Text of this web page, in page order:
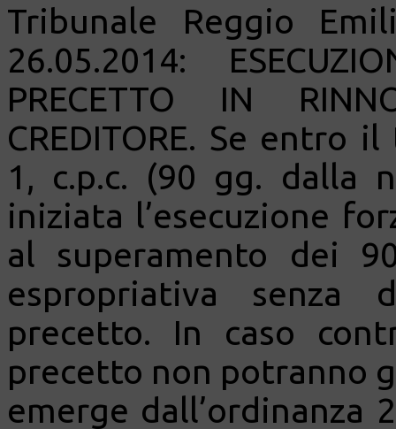
Tribunale Reggio
26.05.2014:
PRECETTO IN
CREDITORE. Se entro
1, c.p.c. (90 gg. dalla
iniziata l’esecuzione
al superamento dei
espropriativa senza
precetto. In caso
precetto non potranno
emerge dall’ordinanza